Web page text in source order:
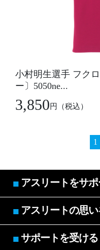
小村明生選手 フク
ー〕5050ne...
3,850円 （税込）
1
■ アスリートをサ
■ アスリートの思
■サポートを受ける